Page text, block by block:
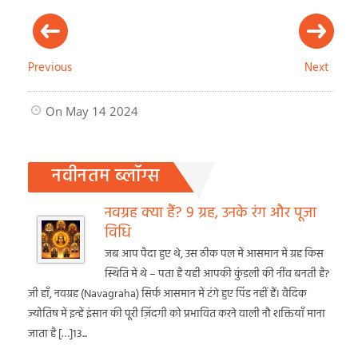
Previous Next
On May 14 2024
नवीनतम ब्लॉग्स
नवग्रह क्या हैं? 9 ग्रह, उनके रंग और पूजा
विधि
जब आप पैदा हुए थे, उस ठीक पल में आसमान में ग्रह किस
स्थिति में थे – पता है यही आपकी कुंडली की नींव बनती है?
जी हाँ, नवग्रह (Navagraha) सिर्फ आसमान में टंगे हुए पिंड नहीं हैं। वैदिक
ज्योतिष में इन्हें इंसान की पूरी ज़िंदगी को प्रभावित करने वाली नौ शक्तियाँ माना
जाता है […]13...